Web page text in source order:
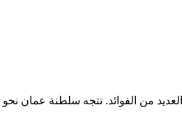
من الفوائد. تتجه سلطنة عمان نحو